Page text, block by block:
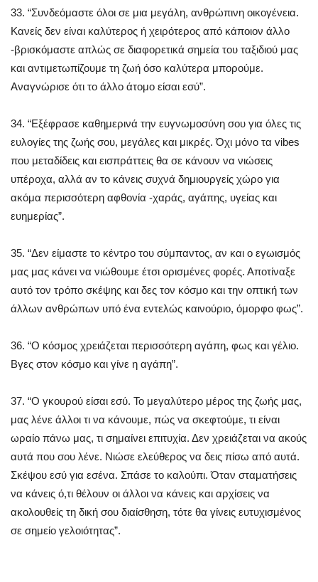
33. “Συνδεόμαστε όλοι σε μια μεγάλη, ανθρώπινη οικογένεια.
Κανείς δεν είναι καλύτερος ή χειρότερος από κάποιον άλλο
-βρισκόμαστε απλώς σε διαφορετικά σημεία του ταξιδιού μας
και αντιμετωπίζουμε τη ζωή όσο καλύτερα μπορούμε.
Αναγνώρισε ότι το άλλο άτομο είσαι εσύ”.
34. “Εξέφρασε καθημερινά την ευγνωμοσύνη σου για όλες τις
ευλογίες της ζωής σου, μεγάλες και μικρές. Όχι μόνο τα vibes
που μεταδίδεις και εισπράττεις θα σε κάνουν να νιώσεις
υπέροχα, αλλά αν το κάνεις συχνά δημιουργείς χώρο για
ακόμα περισσότερη αφθονία -χαράς, αγάπης, υγείας και
ευημερίας”.
35. “Δεν είμαστε το κέντρο του σύμπαντος, αν και ο εγωισμός
μας μας κάνει να νιώθουμε έτσι ορισμένες φορές. Αποτίναξε
αυτό τον τρόπο σκέψης και δες τον κόσμο και την οπτική των
άλλων ανθρώπων υπό ένα εντελώς καινούριο, όμορφο φως”.
36. “Ο κόσμος χρειάζεται περισσότερη αγάπη, φως και γέλιο.
Βγες στον κόσμο και γίνε η αγάπη”.
37. “Ο γκουρού είσαι εσύ. Το μεγαλύτερο μέρος της ζωής μας,
μας λένε άλλοι τι να κάνουμε, πώς να σκεφτούμε, τι είναι
ωραίο πάνω μας, τι σημαίνει επιτυχία. Δεν χρειάζεται να ακούς
αυτά που σου λένε. Νιώσε ελεύθερος να δεις πίσω από αυτά.
Σκέψου εσύ για εσένα. Σπάσε το καλούπι. Όταν σταματήσεις
να κάνεις ό,τι θέλουν οι άλλοι να κάνεις και αρχίσεις να
ακολουθείς τη δική σου διαίσθηση, τότε θα γίνεις ευτυχισμένος
σε σημείο γελοιότητας”.